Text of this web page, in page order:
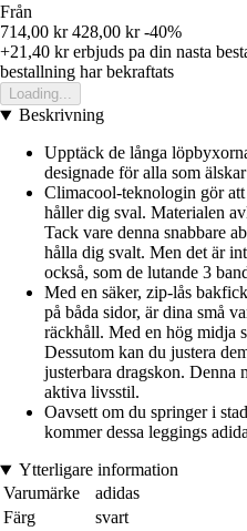
Från
714,00 kr 428,00 kr -40%
+21,40 krerbjuds pa din nasta
bestallning har bekraftats
Loading...
Beskrivning
Upptäck de långa
designade för alla som
Climacool-teknologin gör att
håller dig sval. Materialen
Tack vare denna snabbare
hålla dig svalt. Men det är
också, som de lutande 3
Med en säker, zip-lås
på båda sidor, är dina små
räckhåll. Med en hög midja
Dessutom kan du justera
justerbara dragskon. Denna
aktiva livsstil.
Oavsett om du springer i
kommer dessa leggings
Ytterligare information
Varumärke
adidas
Färg
svart